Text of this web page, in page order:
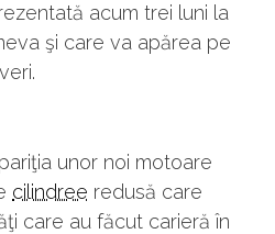
acum trei luni la
şi care va apărea pe
unor noi motoare
cilindree redusă care
care au făcut carieră în